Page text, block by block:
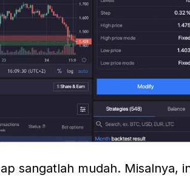
sangatlah mudah. Misalnya,